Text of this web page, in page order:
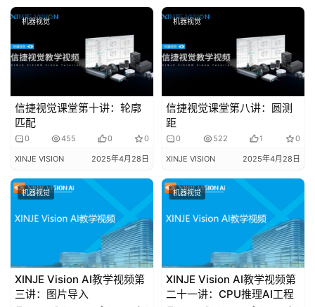
问
社
区
常
见
问
题
机器视觉
信捷视觉课堂第十讲：轮廓
匹配
0 455 0 0
XINJE VISION 2025年4月28日
机器视觉
信捷视觉课堂第八讲：圆测
距
0 522 1 0
XINJE VISION 2025年4月28日
机器视觉
XINJE Vision AI教学视频第
三讲：图片导入
机器视觉
XINJE Vision AI教学视频第
二十一讲：CPU推理AI工程